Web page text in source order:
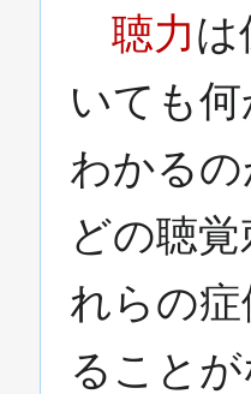
聴力は
いても
わかる
どの聴
れらの
ること